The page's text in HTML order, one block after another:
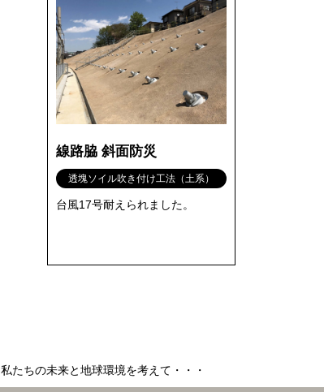
線路脇 斜面防災
透塊ソイル吹き付け工法（土系）
台風17号耐えられました。
私たちの未来と地球環境を考えて・・・